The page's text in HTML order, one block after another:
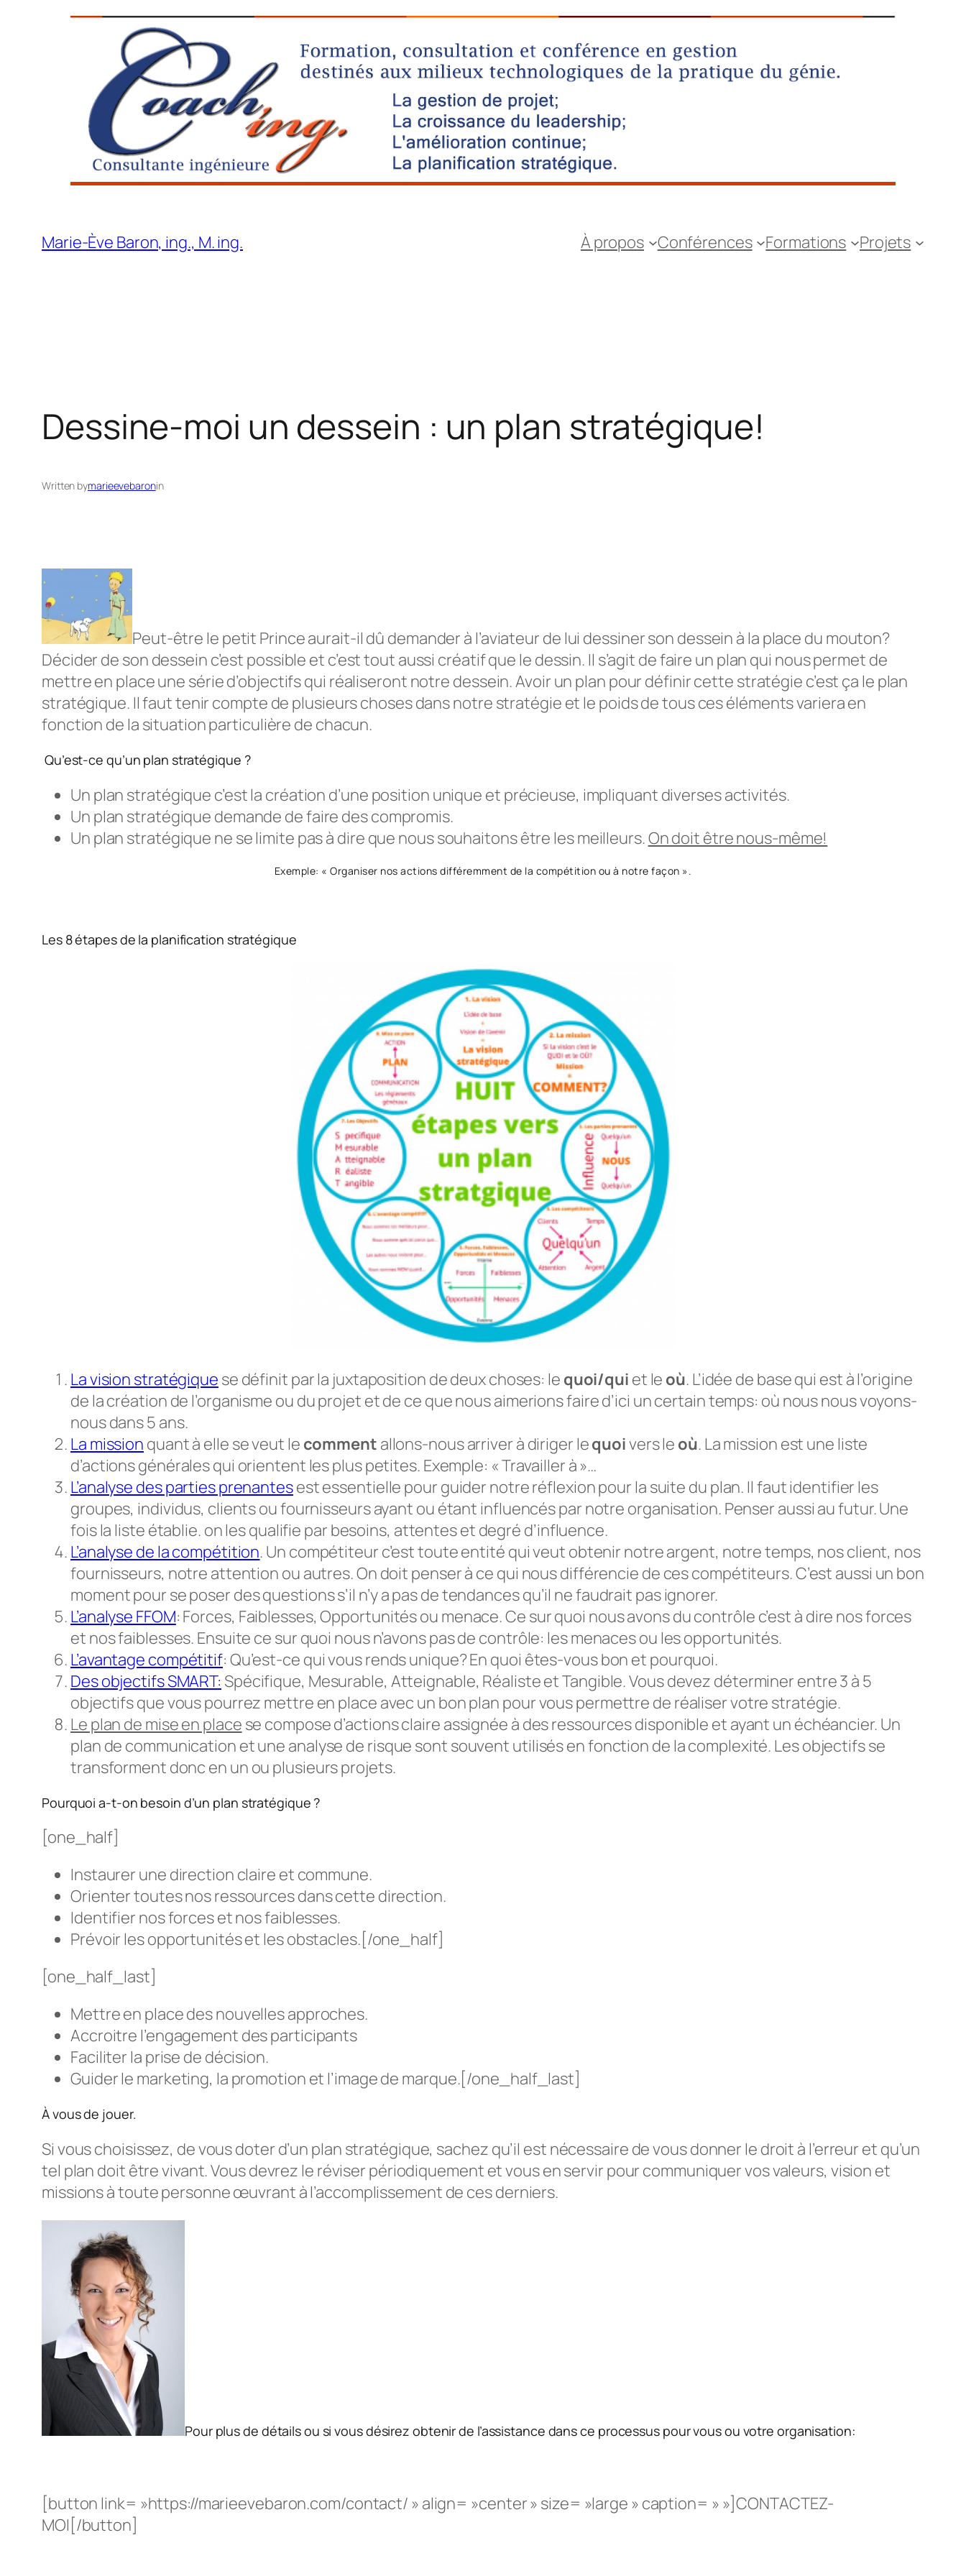
Marie-Ève Baron, ing., M. ing. À propos Conférences Formations Projets
Dessine-moi un dessein : un plan stratégique!
Written bymarieevebaronin
Peut-être le petit Prince aurait-il dû demander à l’aviateur de lui dessiner son dessein à la place du mouton?
Décider de son dessein c’est possible et c’est tout aussi créatif que le dessin. Il s’agit de faire un plan qui nous permet de
mettre en place une série d’objectifs qui réaliseront notre dessein. Avoir un plan pour définir cette stratégie c’est ça le plan
stratégique. Il faut tenir compte de plusieurs choses dans notre stratégie et le poids de tous ces éléments variera en
fonction de la situation particulière de chacun.
Qu’est-ce qu’un plan stratégique ?
Un plan stratégique c’est la création d’une position unique et précieuse, impliquant diverses activités.
Un plan stratégique demande de faire des compromis.
Un plan stratégique ne se limite pas à dire que nous souhaitons être les meilleurs.On doit être nous-même!
Exemple: « Organiser nos actions différemment de la compétition ou à notre façon ».
Les 8 étapes de la planification stratégique
La vision stratégique se définit par la juxtaposition de deux choses: le quoi/qui et le où. L’idée de base qui est à l’origine
de la création de l’organisme ou du projet et de ce que nous aimerions faire d’ici un certain temps: où nous nous voyons-
nous dans 5 ans.
La mission quant à elle se veut le comment allons-nous arriver à diriger lequoivers le où. La mission est une liste
d’actions générales qui orientent les plus petites. Exemple: « Travailler à »…
L’analyse des parties prenantesest essentielle pour guider notre réflexion pour la suite du plan. Il faut identifier les
groupes, individus, clients ou fournisseurs ayant ou étant influencés par notre organisation. Penser aussi au futur. Une
fois la liste établie. on les qualifie par besoins, attentes et degré d’influence.
L’analyse de la compétition. Un compétiteur c’est toute entité qui veut obtenir notre argent, notre temps, nos client, nos
fournisseurs, notre attention ou autres. On doit penser à ce qui nous différencie de ces compétiteurs. C’est aussi un bon
moment pour se poser des questions s’il n’y a pas de tendances qu’il ne faudrait pas ignorer.
L’analyse FFOM: Forces, Faiblesses, Opportunités ou menace. Ce sur quoi nous avons du contrôle c’est à dire nos forces
et nos faiblesses. Ensuite ce sur quoi nous n’avons pas de contrôle: les menaces ou les opportunités.
L’avantage compétitif: Qu’est-ce qui vous rends unique? En quoi êtes-vous bon et pourquoi.
Des objectifs SMART: Spécifique, Mesurable, Atteignable, Réaliste et Tangible. Vous devez déterminer entre 3 à 5
objectifs que vous pourrez mettre en place avec un bon plan pour vous permettre de réaliser votre stratégie.
Le plan de mise en place se compose d’actions claire assignée à des ressources disponible et ayant un échéancier. Un
plan de communication et une analyse de risque sont souvent utilisés en fonction de la complexité. Les objectifs se
transforment donc en un ou plusieurs projets.
Pourquoi a-t-on besoin d’un plan stratégique ?
[one_half]
Instaurer une direction claire et commune.
Orienter toutes nos ressources dans cette direction.
Identifier nos forces et nos faiblesses.
Prévoir les opportunités et les obstacles.[/one_half]
[one_half_last]
Mettre en place des nouvelles approches.
Accroitre l’engagement des participants
Faciliter la prise de décision.
Guider le marketing, la promotion et l’image de marque.[/one_half_last]
À vous de jouer.
Si vous choisissez, de vous doter d’un plan stratégique, sachez qu’il est nécessaire de vous donner le droit à l’erreur et qu’un
tel plan doit être vivant. Vous devrez le réviser périodiquement et vous en servir pour communiquer vos valeurs, vision et
missions à toute personne œuvrant à l’accomplissement de ces derniers.
Pour plus de détails ou si vous désirez obtenir de l’assistance dans ce processus pour vous ou votre organisation:
[button link= »https://marieevebaron.com/contact/ » align= »center » size= »large » caption= » »]CONTACTEZ-
MOI[/button]